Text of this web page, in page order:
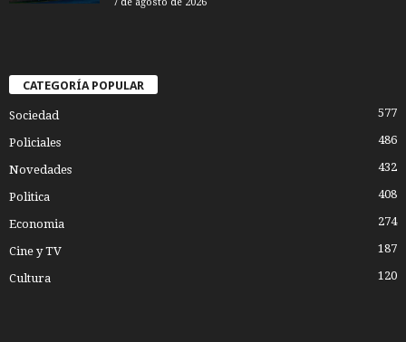
CATEGORÍA POPULAR
Sociedad 577
Policiales 486
Novedades 432
Politica 408
Economia 274
Cine y TV 187
Cultura 120